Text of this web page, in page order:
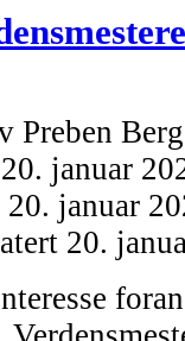
Preben Berg
januar
januar
20.